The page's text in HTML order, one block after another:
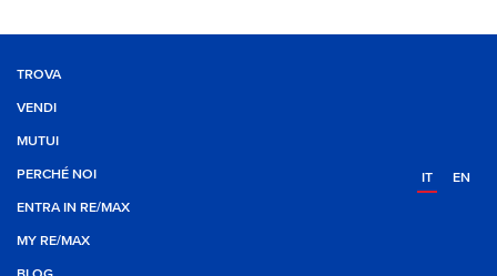
TROVA
VENDI
MUTUI
PERCHÉ NOI
ENTRA IN RE/MAX
MY RE/MAX
IT EN